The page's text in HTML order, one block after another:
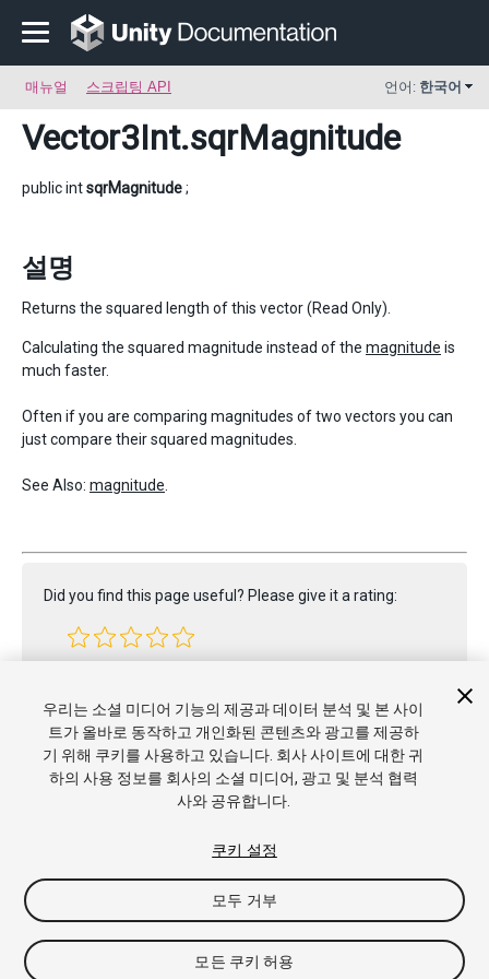
매뉴얼 스크립팅 API 언어: 한국어
Vector3Int.sqrMagnitude
public intsqrMagnitude;
설명
Returns the squared length of this vector (Read Only).
Calculating the squared magnitude instead of the magnitude is
much faster.
Often if you are comparing magnitudes of two vectors you can
just compare their squared magnitudes.
See Also: magnitude
Did you find this page useful? Please give it a rating:
Copyright © 2021 Unity Technologies. Publication 2021.2
및 이용약관
개인정보처리방침
내 개인정보 판
매 금지
쿠키 기본 설정
우리는 소셜 미디어 기능의 제공과 데이터 분석 및 본 사이
트가 올바로 동작하고 개인화된 콘텐츠와 광고를 제공하
기 위해 쿠키를 사용하고 있습니다. 회사 사이트에 대한 귀
하의 사용 정보를 회사의 소셜 미디어, 광고 및 분석 협력
사와 공유합니다.
쿠키 설정
모두 거부
모든 쿠키 허용